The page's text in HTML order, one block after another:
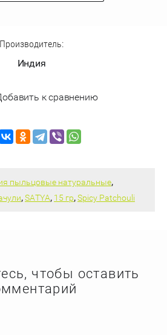
Производитель:
Индия
к сравнению
пыльцовые натуральные,
,SATYA, 15 гр,Spicy Patchouli
чтобы оставить